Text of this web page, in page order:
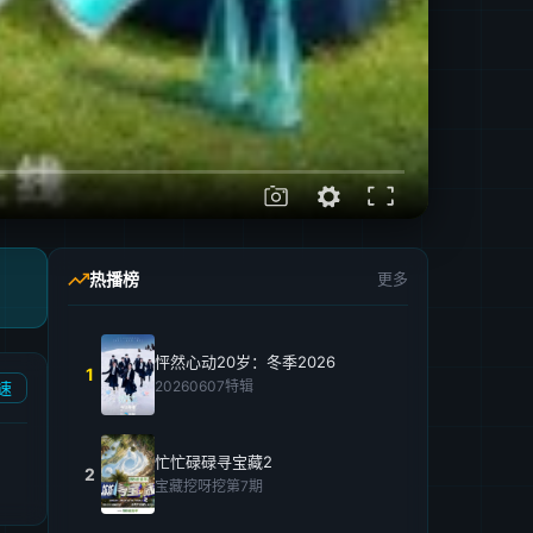
热播榜 更多
1
怦然心动20岁：冬季2026
20260607特辑
2
忙忙碌碌寻宝藏2
宝藏挖呀挖第7期